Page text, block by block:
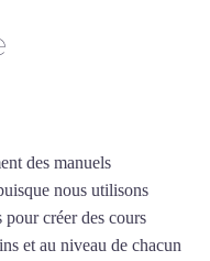
des manuels
nous utilisons
pour créer des cours
et au niveau de chacun